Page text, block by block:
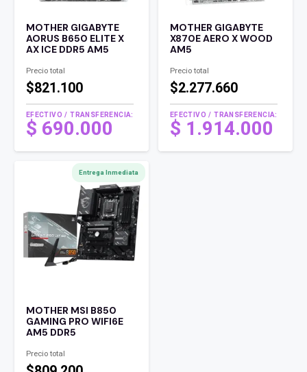
MOTHER GIGABYTE
AORUS B650 ELITE X
AX ICE DDR5 AM5
Precio total
$821.100
EFECTIVO / TRANSFERENCIA:
$ 690.000
MOTHER GIGABYTE
X870E AERO X WOOD
AM5
Precio total
$2.277.660
EFECTIVO / TRANSFERENCIA:
$ 1.914.000
Entrega Inmediata
MOTHER MSI B850
GAMING PRO WIFI6E
AM5 DDR5
Precio total